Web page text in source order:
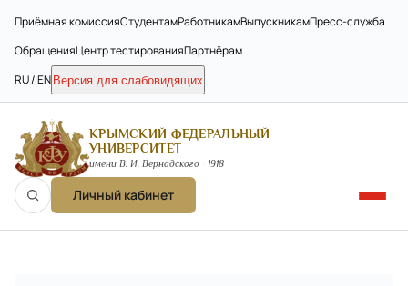
Приёмная комиссияСтудентамРаботникамВыпускникамПресс-служба
ОбращенияЦентр тестированияПартнёрам
RU / EN Версия для слабовидящих
КРЫМСКИЙ ФЕДЕРАЛЬНЫЙ
УНИВЕРСИТЕТ
имени В. И. Вернадского · 1918
Личный кабинет